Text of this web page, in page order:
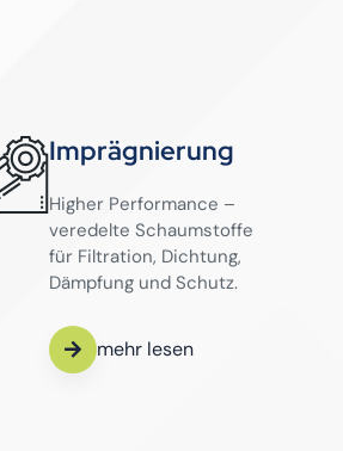
Imprägnierung
Higher Performance –
veredelte Schaumstoffe
für Filtration, Dichtung,
Dämpfung und Schutz.
mehr lesen